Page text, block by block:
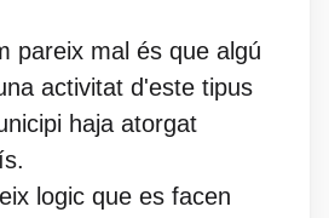
pareix mal és que algú
activitat d'este tipus
haja atorgat
logic que es facen